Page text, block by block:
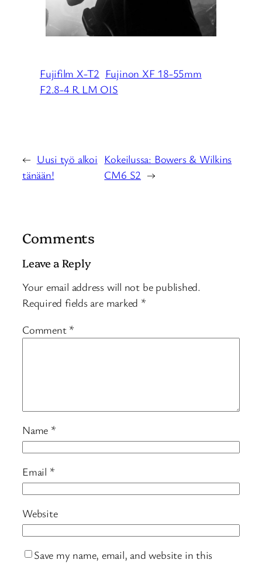
Fujifilm X-T2 Fujinon XF 18-55mm
F2.8-4 R LM OIS
← Uusi työ alkoi
tänään!
Kokeilussa: Bowers & Wilkins
CM6 S2 →
Comments
Leave a Reply
Your email address will not be published.
Required fields are marked *
Comment *
Name *
Email *
Website
Save my name, email, and website in this